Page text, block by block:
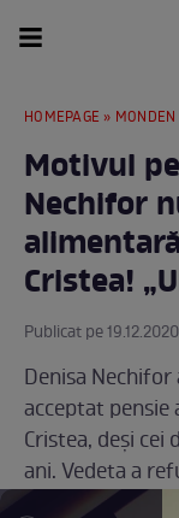
HOMEPAGE » MONDEN
Motivul
Nechifor
Cristea!
Publicat pe
Denisa
acceptat
Cristea, deși
ani. Vedeta a